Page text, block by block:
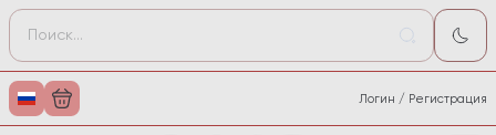
Логин / Регистрация